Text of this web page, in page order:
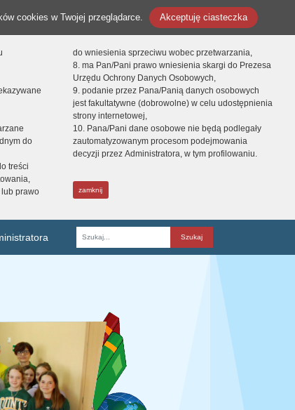
cookies w Twojej przeglądarce. Akceptuję ciasteczka
do
treści
prawo
do wniesienia sprzeciwu wobec przetwarzania,
8. ma Pan/Pani prawo wniesienia skargi do Prezesa
Urzędu Ochrony Danych Osobowych,
9. podanie przez Pana/Panią danych osobowych
jest fakultatywne (dobrowolne) w celu udostępnienia
strony internetowej,
10. Pana/Pani dane osobowe nie będą podlegały
zautomatyzowanym procesom podejmowania
decyzji przez Administratora, w tym profilowaniu.
zamknij
Fraza